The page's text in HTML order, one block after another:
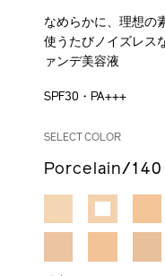
なめらかに、理想の
使うたびノイズレス
ァンデ美容液
SPF30・PA+++
DETAILS
/essence-
foundation-
商
番
4514254244890
VARIATIONS
SELECT COLOR
Porcelain/140